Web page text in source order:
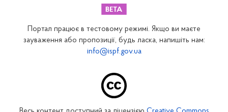
Закарпатське відділення
Запорізьке відділення
Портал працює в тестовому режимі. Якщо ви маєте
зауваження або пропозиції, будь ласка, напишіть нам:
info@ispf.gov.ua